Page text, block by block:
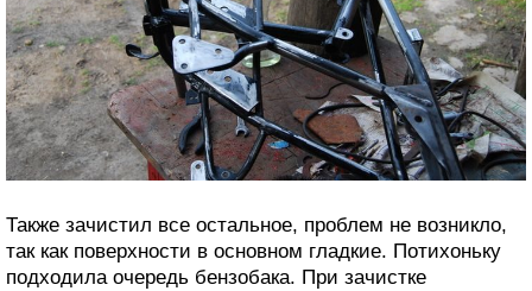
Также зачистил все остальное, проблем не возникло,
так как поверхности в основном гладкие. Потихоньку
подходила очередь бензобака. При зачистке